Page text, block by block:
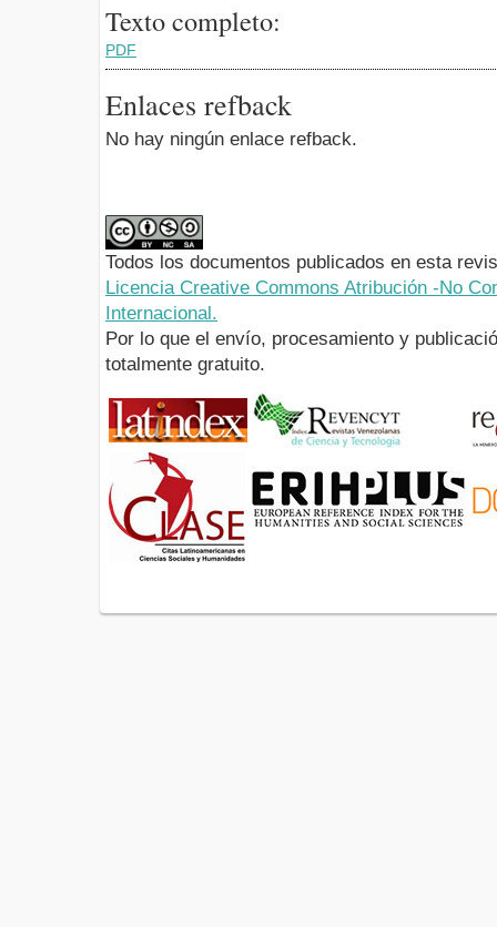
Texto completo:
PDF
Enlaces refback
No hay ningún enlace refback.
Todos los documentos publicados en esta
Licencia Creative Commons Atribución -No
Internacional.
Por lo que el envío, procesamiento y
totalmente gratuito.